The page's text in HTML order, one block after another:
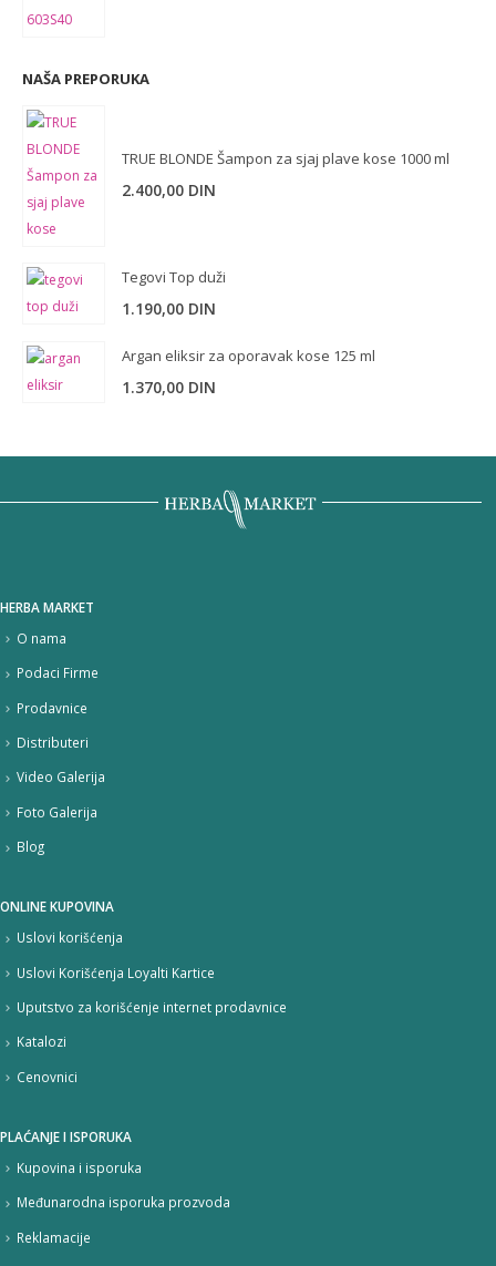
NAŠA PREPORUKA
TRUE BLONDE Šampon za sjaj plave kose 1000 ml
2.400,00 DIN
Tegovi Top duži
1.190,00 DIN
Argan eliksir za oporavak kose 125 ml
1.370,00 DIN
HERBA MARKET
O nama
Podaci Firme
Prodavnice
Distributeri
Video Galerija
Foto Galerija
Blog
ONLINE KUPOVINA
Uslovi korišćenja
Uslovi Korišćenja Loyalti Kartice
Uputstvo za korišćenje internet prodavnice
Katalozi
Cenovnici
PLAĆANJE I ISPORUKA
Kupovina i isporuka
Međunarodna isporuka prozvoda
Reklamacije